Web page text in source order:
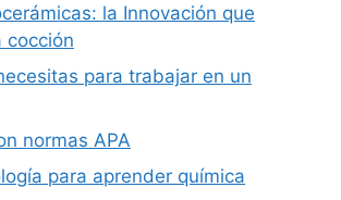
la Innovación que
cocción
para trabajar en un
normas APA
para aprender química